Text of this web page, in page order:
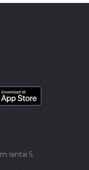
lantai 5